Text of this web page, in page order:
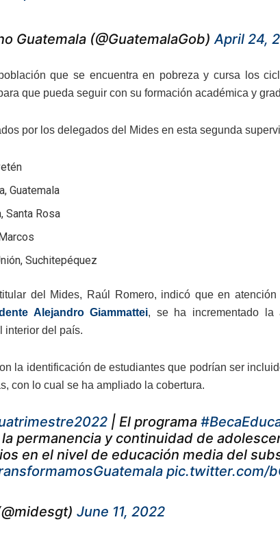
Guatemala (@GuatemalaGob) April 24,
que se encuentra en pobreza y cursa los
que pueda seguir con su formación académica y
por los delegados del Mides en esta segunda
Guatemala
Santa Rosa
Suchitepéquez
del Mides, Raúl Romero, indicó que en
Alejandro Giammattei, se ha incrementado la
interior del país.
la identificación de estudiantes que podrían ser
con lo cual se ha ampliado la cobertura.
| El programa
permanencia y continuidad de
en el nivel de educación media del
pic.twitter.com/
June 11, 2022